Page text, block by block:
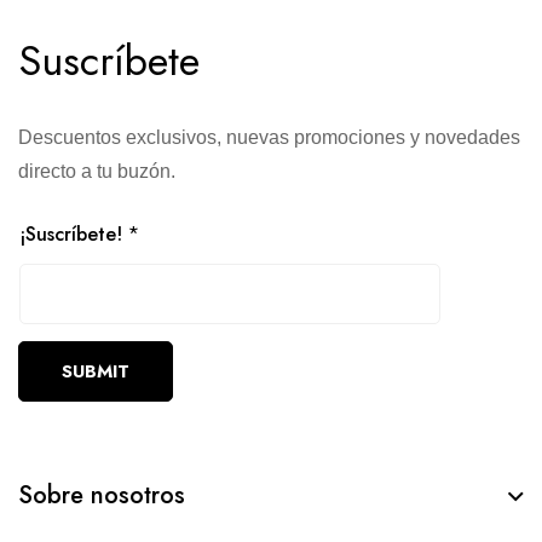
Suscríbete
Descuentos exclusivos, nuevas promociones y novedades
directo a tu buzón.
¡Suscríbete! *
SUBMIT
Sobre nosotros